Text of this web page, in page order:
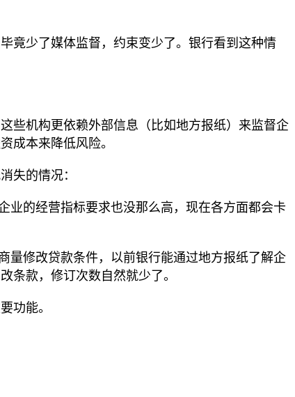
竟少了媒体监督，约束变少了。银行看到这种情
些机构更依赖外部信息（比如地方报纸）来监督企
成本来降低风险。
失的情况：
业的经营指标要求也没那么高，现在各方面都会卡
量修改贷款条件，以前银行能通过地方报纸了解企
条款，修订次数自然就少了。
功能。